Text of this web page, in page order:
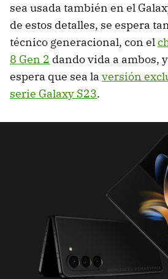
sea usada también en el
de estos detalles, se espera
técnico generacional, con el
8 Gen 2 dando vida a ambos,
espera que sea la versión
serie Galaxy S23.